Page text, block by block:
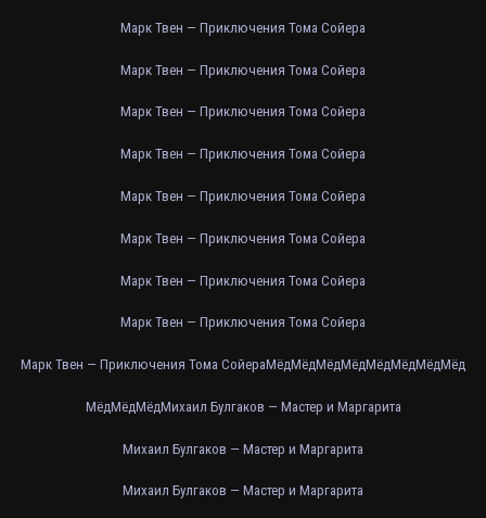
Марк Твен — Приключения Тома Сойера
Марк Твен — Приключения Тома Сойера
Марк Твен — Приключения Тома Сойера
Марк Твен — Приключения Тома Сойера
Марк Твен — Приключения Тома Сойера
Марк Твен — Приключения Тома Сойера
Марк Твен — Приключения Тома Сойера
Марк Твен — Приключения Тома Сойера
Марк Твен — Приключения Тома СойераМёдМёдМёдМёдМёдМёдМёдМёд
МёдМёдМёдМихаил Булгаков — Мастер и Маргарита
Михаил Булгаков — Мастер и Маргарита
Михаил Булгаков — Мастер и Маргарита